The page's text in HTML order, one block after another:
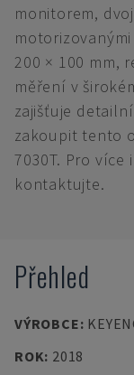
monitorem,
200 × 100 mm,
měření v
zajišťuje
zakoupit tento
7030T. Pro
kontaktujte.
Přehled
VÝROBCE:
ROK: 2018